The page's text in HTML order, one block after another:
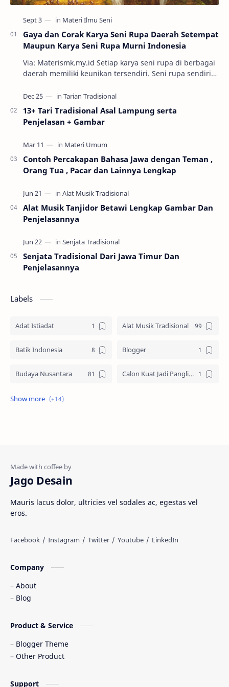
Gaya dan Corak Karya Seni Rupa Daerah Setempat
Maupun Karya Seni Rupa Murni Indonesia
Via: Materismk.my.id Setiap karya seni rupa di berbagai
daerah memiliki keunikan tersendiri. Seni rupa sendiri
13+ Tari Tradisional Asal Lampung serta
Penjelasan + Gambar
Contoh Percakapan Bahasa Jawa dengan Teman ,
Orang Tua , Pacar dan Lainnya Lengkap
Alat Musik Tanjidor Betawi Lengkap Gambar Dan
Penjelasannya
Senjata Tradisional Dari Jawa Timur Dan
Penjelasannya
Labels
Adat Istiadat Alat Musik Tradisional
Batik Indonesia Blogger
Budaya Nusantara Calon Kuat Jadi Panglima TNI
Jasa website
Rumah Adat
Tarian Tradisional
Web freelancer Wisata Indonesia
Jago Desain
Mauris lacus dolor, ultricies vel sodales ac, egestas vel
eros.
Company
About
Blog
Product & Service
Blogger Theme
Other Product
Support